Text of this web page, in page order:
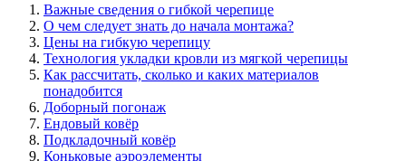
Важные сведения о гибкой черепице
О чем следует знать до начала монтажа?
Цены на гибкую черепицу
Технология укладки кровли из мягкой черепицы
Как рассчитать, сколько и каких материалов
понадобится
Доборный погонаж
Ендовый ковёр
Подкладочный ковёр
Коньковые аэроэлементы